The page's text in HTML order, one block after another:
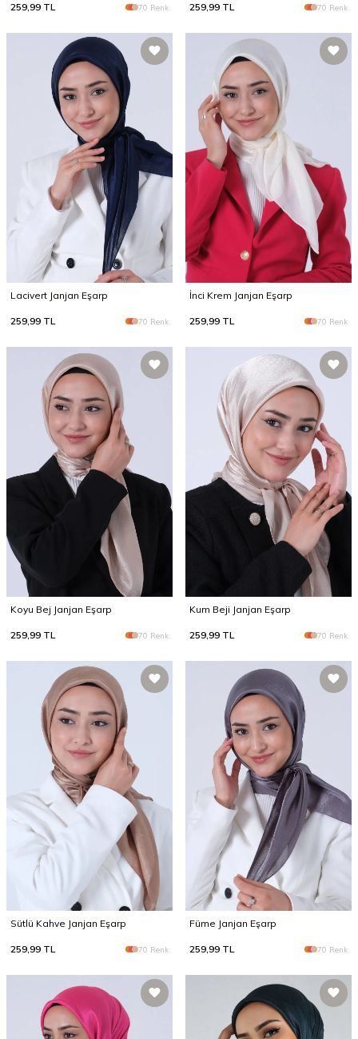
259,99 TL 70 Renk 259,99 TL 70 Renk
Lacivert Janjan Eşarp
259,99 TL 70 Renk
İnci Krem Janjan Eşarp
259,99 TL 70 Renk
Koyu Bej Janjan Eşarp
259,99 TL 70 Renk
Kum Beji Janjan Eşarp
259,99 TL 70 Renk
Sütlü Kahve Janjan Eşarp
259,99 TL 70 Renk
Füme Janjan Eşarp
259,99 TL 70 Renk